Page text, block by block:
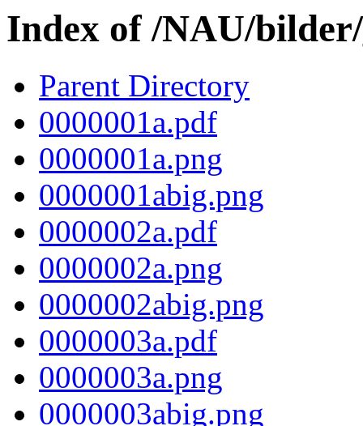
Index of /NAU/
Parent Directory
0000001a.pdf
0000001a.png
0000001abig.png
0000002a.pdf
0000002a.png
0000002abig.png
0000003a.pdf
0000003a.png
0000003abig.png